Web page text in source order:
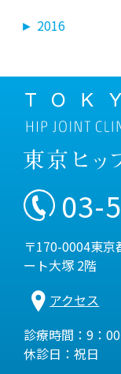
► 2016
03-
〒170-0004東
ート大塚 2階
アクセス
診療時間：9：
休診日：祝日